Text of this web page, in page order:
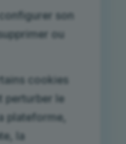
son
ou
cookies
perturber le
plateforme,
la